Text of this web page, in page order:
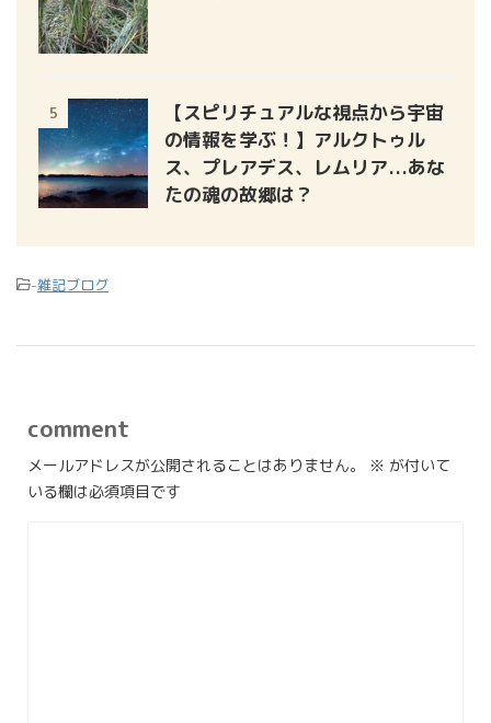
5
【スピリチュアルな視点から宇宙
の情報を学ぶ！】アルクトゥル
ス、プレアデス、レムリア...あな
たの魂の故郷は？
-雑記ブログ
comment
メールアドレスが公開されることはありません。 ※ が付いて
いる欄は必須項目です